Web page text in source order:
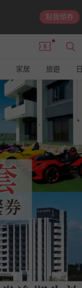
點我領券
家居 旅遊